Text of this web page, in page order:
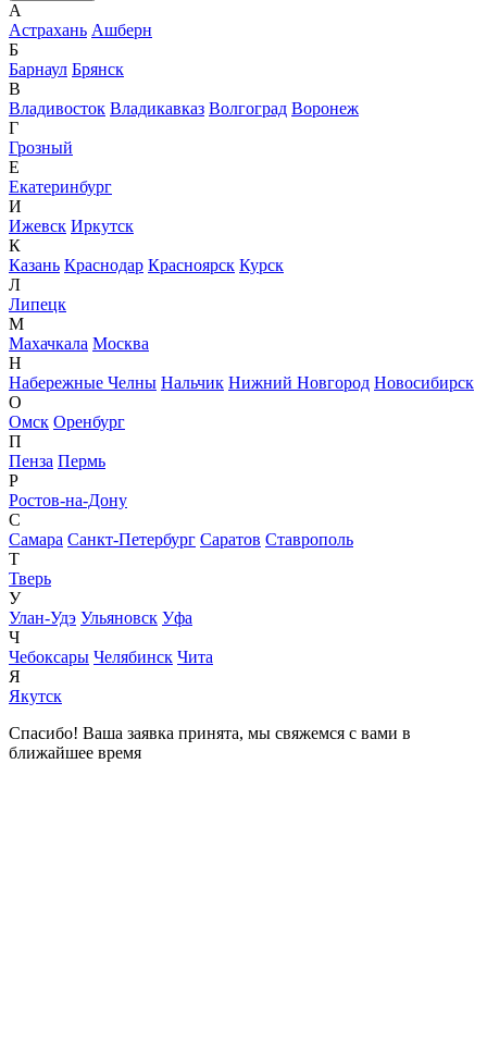
А
Астрахань Ашберн
Б
Барнаул Брянск
В
Владивосток Владикавказ Волгоград Воронеж
Г
Грозный
Е
Екатеринбург
И
Ижевск Иркутск
К
Казань Краснодар Красноярск Курск
Л
Липецк
М
Махачкала Москва
Н
Набережные Челны Нальчик Нижний Новгород Новосибирск
О
Омск Оренбург
П
Пенза Пермь
Р
Ростов-на-Дону
С
Самара Санкт-Петербург Саратов Ставрополь
Т
Тверь
У
Улан-Удэ Ульяновск Уфа
Ч
Чебоксары Челябинск Чита
Я
Якутск
Спасибо! Ваша заявка принята, мы свяжемся с вами в
ближайшее время